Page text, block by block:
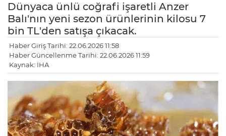
Dünyaca ünlü coğrafi işaretli Anzer
Balı'nın yeni sezon ürünlerinin kilosu 7
bin TL'den satışa çıkacak.
Haber Giriş Tarihi: 22.06.2026 11:58
Haber Güncellenme Tarihi: 22.06.2026 11:59
Kaynak: İHA